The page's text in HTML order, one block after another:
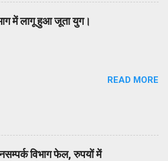
में लागू हुआ जूता युग।
READ MORE
विभाग फेल, रुपयों में